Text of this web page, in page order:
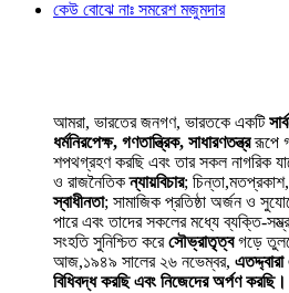
কেউ বোঝে নাঃ সমরেশ মজুমদার
আমরা, ভারতের জনগণ, ভারতকে একটি
ধর্মনিরপেক্ষ, গণতান্ত্রিক, সাধারণতন্ত্ররূপে
শপথগ্রহণ করছি এবং তার সকল নাগরিক
ও রাজনৈতিকন্যায়বিচার; চিন্তা,মতপ্রকাশ,
স্বাধীনতা; সামাজিক প্রতিষ্ঠা অর্জন ও
পারে এবং তাদের সকলের মধ্যে ব্যক্তি-
সংহতি সুনিশ্চিত করেসৌভ্রাতৃত্বগড়ে
আজ,১৯৪৯ সালের ২৬ নভেম্বর,
বিধিবদ্ধ করছি এবং নিজেদের অর্পণ করছি।